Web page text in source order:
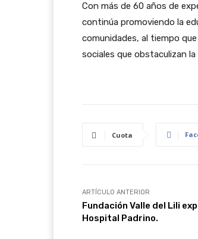
Con más de 60 años de
continúa promoviendo la
comunidades, al tiempo
sociales que obstaculizan
Cuota
ARTÍCULO ANTERIOR
Fundación Valle del Lili
Hospital Padrino.